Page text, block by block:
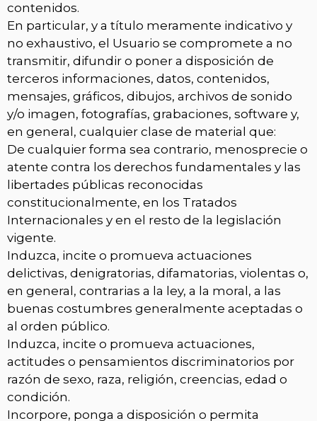
contenidos.
En particular, y a título meramente indicativo y
no exhaustivo, el Usuario se compromete a no
transmitir, difundir o poner a disposición de
terceros informaciones, datos, contenidos,
mensajes, gráficos, dibujos, archivos de sonido
y/o imagen, fotografías, grabaciones, software y,
en general, cualquier clase de material que:
De cualquier forma sea contrario, menosprecie o
atente contra los derechos fundamentales y las
libertades públicas reconocidas
constitucionalmente, en los Tratados
Internacionales y en el resto de la legislación
vigente.
Induzca, incite o promueva actuaciones
delictivas, denigratorias, difamatorias, violentas o,
en general, contrarias a la ley, a la moral, a las
buenas costumbres generalmente aceptadas o
al orden público.
Induzca, incite o promueva actuaciones,
actitudes o pensamientos discriminatorios por
razón de sexo, raza, religión, creencias, edad o
condición.
Incorpore, ponga a disposición o permita